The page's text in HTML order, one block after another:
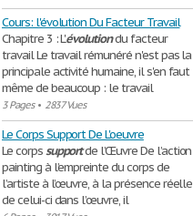
Cours: l'évolution Du Facteur Travail
Chapitre 3 : L'évolutiondu facteur
travail Le travail rémunéré n'est pas la
principale activité humaine, il s'en faut
même de beaucoup : le travail
3 Pages• 2837 Vues
Le Corps Support De L'oeuvre
Le corpssupportde l’Œuvre De l’action
painting à l’empreinte du corps de
l’artiste à l’œuvre, à la présence réelle
de celui-ci dans l’œuvre, il